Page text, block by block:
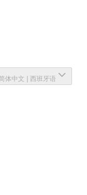
体中文 | 西班牙语